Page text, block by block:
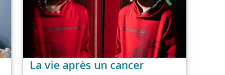
La vie après un cancer